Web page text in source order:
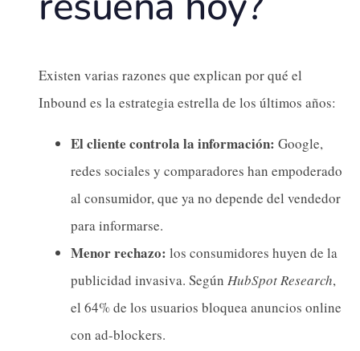
Existen varias razones que explican por qué el
Inbound es la estrategia estrella de los últimos años:
El cliente controla la información: Google,
redes sociales y comparadores han empoderado
al consumidor, que ya no depende del vendedor
para informarse.
Menor rechazo: los consumidores huyen de la
publicidad invasiva. Según HubSpot Research,
el 64% de los usuarios bloquea anuncios online
con ad-blockers.